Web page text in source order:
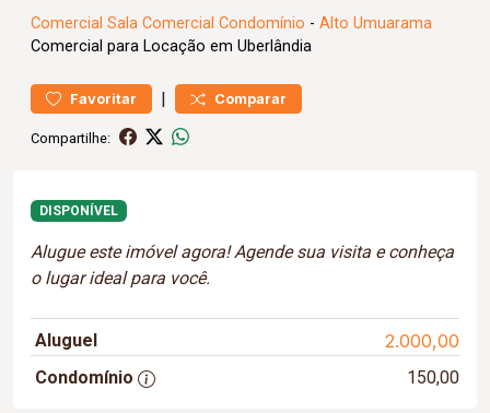
Comercial Sala Comercial Condomínio - Alto Umuarama
Comercial para Locação em Uberlândia
Favoritar | Comparar
Compartilhe:
DISPONÍVEL
Alugue este imóvel agora! Agende sua visita e conheça
o lugar ideal para você.
Aluguel 2.000,00
Condomínio 150,00